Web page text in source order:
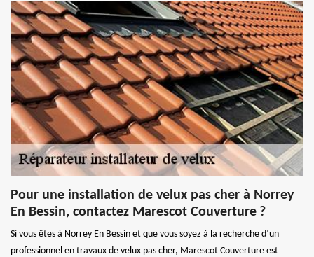
Pour une installation de velux pas cher à Norrey
En Bessin, contactez Marescot Couverture ?
Si vous êtes à Norrey En Bessin et que vous soyez à la recherche d’un
professionnel en travaux de velux pas cher, Marescot Couverture est